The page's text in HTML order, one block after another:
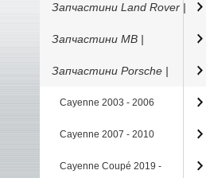
Запчастини Land Rover |
Запчастини MB |
Запчастини Porsche |
Cayenne 2003 - 2006
Cayenne 2007 - 2010
Cayenne Coupé 2019 -